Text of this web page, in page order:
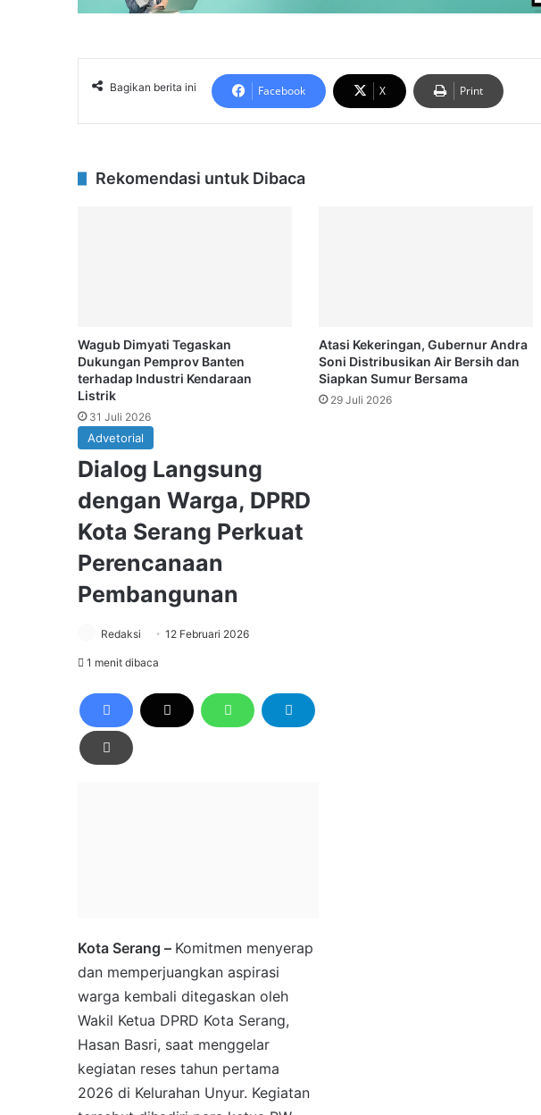
Bagikan berita ini Facebook X Print
Rekomendasi untuk Dibaca
Wagub Dimyati Tegaskan
Dukungan Pemprov Banten
terhadap Industri Kendaraan
Listrik
31 Juli 2026
Atasi Kekeringan, Gubernur Andra
Soni Distribusikan Air Bersih dan
Siapkan Sumur Bersama
29 Juli 2026